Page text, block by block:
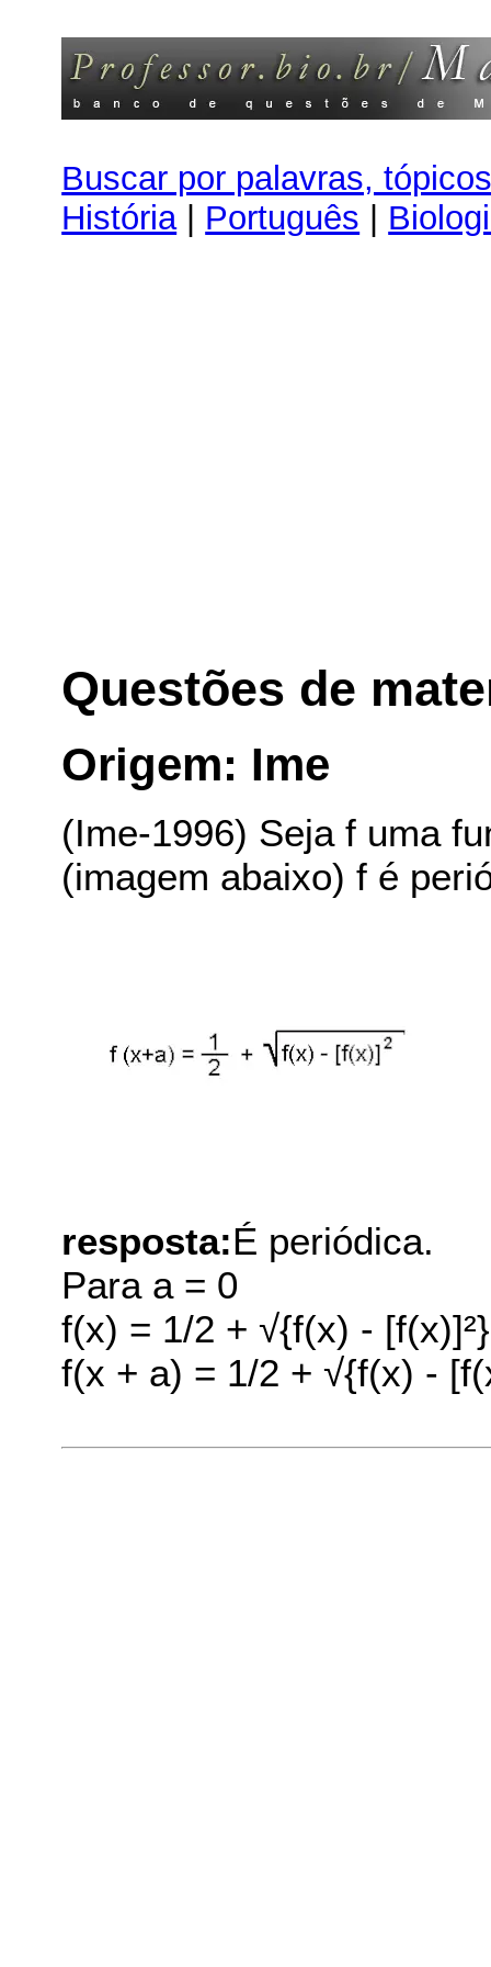
Buscar por palavras,
História| Português |
Questões de
Origem: Ime
(Ime-1996) Seja f uma
(imagem abaixo) f é
resposta:É periódica.
Para a = 0
f(x) = 1/2 + √{f(x) -
f(x + a) = 1/2 + √{f(x) -